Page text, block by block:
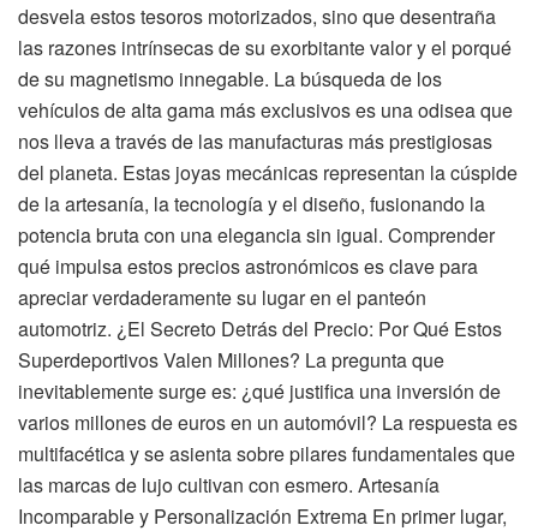
desvela estos tesoros motorizados, sino que desentraña
las razones intrínsecas de su exorbitante valor y el porqué
de su magnetismo innegable. La búsqueda de los
vehículos de alta gama más exclusivos es una odisea que
nos lleva a través de las manufacturas más prestigiosas
del planeta. Estas joyas mecánicas representan la cúspide
de la artesanía, la tecnología y el diseño, fusionando la
potencia bruta con una elegancia sin igual. Comprender
qué impulsa estos precios astronómicos es clave para
apreciar verdaderamente su lugar en el panteón
automotriz. ¿El Secreto Detrás del Precio: Por Qué Estos
Superdeportivos Valen Millones? La pregunta que
inevitablemente surge es: ¿qué justifica una inversión de
varios millones de euros en un automóvil? La respuesta es
multifacética y se asienta sobre pilares fundamentales que
las marcas de lujo cultivan con esmero. Artesanía
Incomparable y Personalización Extrema En primer lugar,